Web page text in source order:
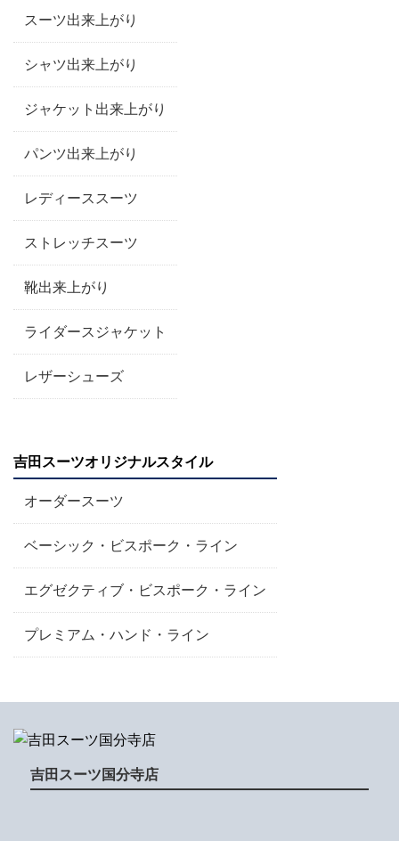
スーツ出来上がり
シャツ出来上がり
ジャケット出来上がり
パンツ出来上がり
レディーススーツ
ストレッチスーツ
靴出来上がり
ライダースジャケット
レザーシューズ
吉田スーツオリジナルスタイル
オーダースーツ
ベーシック・ビスポーク・ライン
エグゼクティブ・ビスポーク・ライン
プレミアム・ハンド・ライン
吉田スーツ国分寺店